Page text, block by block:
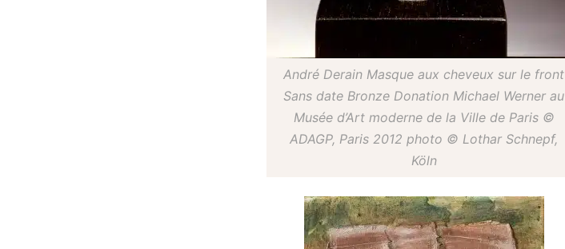
André Derain Masque aux cheveux sur le front
Sans date Bronze Donation Michael Werner au
Musée d’Art moderne de la Ville de Paris ©
ADAGP, Paris 2012 photo © Lothar Schnepf,
Köln